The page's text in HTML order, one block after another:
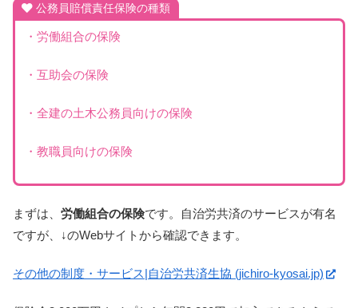
公務員賠償責任保険の種類
・労働組合の保険
・互助会の保険
・全建の土木公務員向けの保険
・教職員向けの保険
まずは、 労働組合の保険です。自治労共済のサービスが有名
ですが、↓のWebサイトから確認できます。
その他の制度・サービス|自治労共済生協 (jichiro-kyosai.jp)